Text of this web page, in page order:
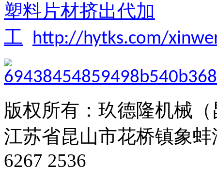
塑料片材挤出代加
工
http://hytks.com/
版权所有：玖德隆机
江苏省昆山市花桥镇象
6267 2536